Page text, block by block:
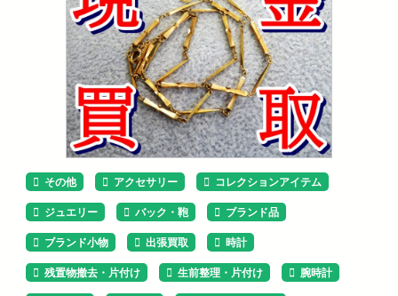
その他 アクセサリー コレクションアイテム
ジュエリー バック・鞄 ブランド品
ブランド小物 出張買取 時計
残置物撤去・片付け 生前整理・片付け 腕時計